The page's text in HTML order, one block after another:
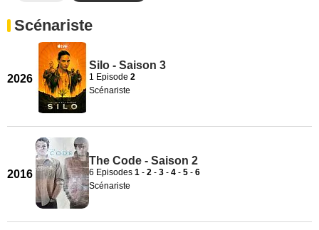
Scénariste
2026
Silo - Saison 3
1 Episode 2
Scénariste
2016
The Code - Saison 2
6 Episodes 1 - 2 - 3 - 4 - 5 - 6
Scénariste